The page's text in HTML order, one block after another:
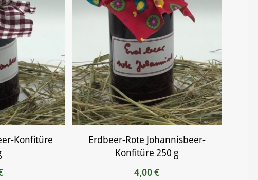
Konfitüre
Erdbeer-Rote Johannisbeer-
Konfitüre 250 g
4,00€